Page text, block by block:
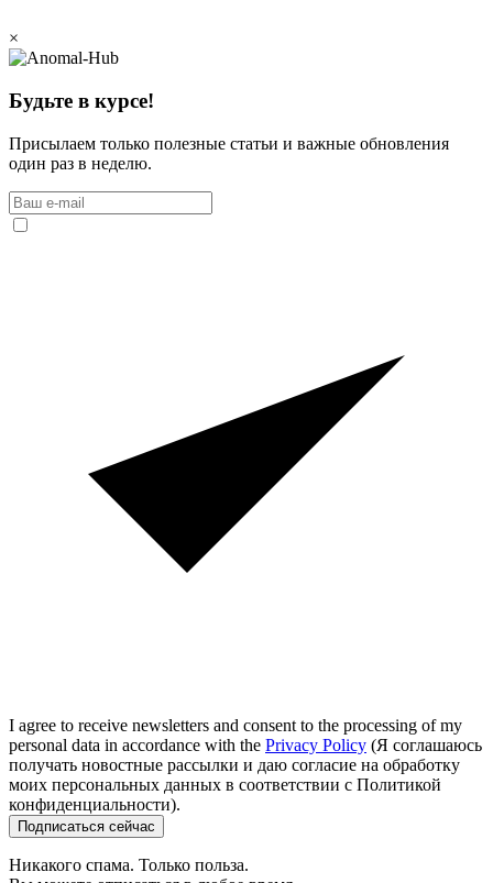
×
Будьте в курсе!
Присылаем только полезные статьи и важные обновления
один раз в неделю.
I agree to receive newsletters and consent to the processing of my
personal data in accordance with the Privacy Policy (Я соглашаюсь
получать новостные рассылки и даю согласие на обработку
моих персональных данных в соответствии с Политикой
конфиденциальности).
Подписаться сейчас
Никакого спама. Только польза.